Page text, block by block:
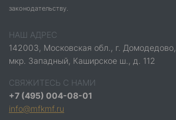
законодательству.
НАШ АДРЕС
142003, Московская обл., г. Домодедово,
мкр. Западный, Каширское ш., д. 112
СВЯЖИТЕСЬ С НАМИ
+7 (495) 004-08-01
info@mfkmf.ru